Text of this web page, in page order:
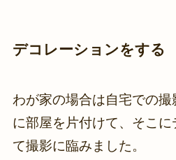
デコレーションをする
わが家の場合は自宅での
に部屋を片付けて、そこ
て撮影に臨みました。